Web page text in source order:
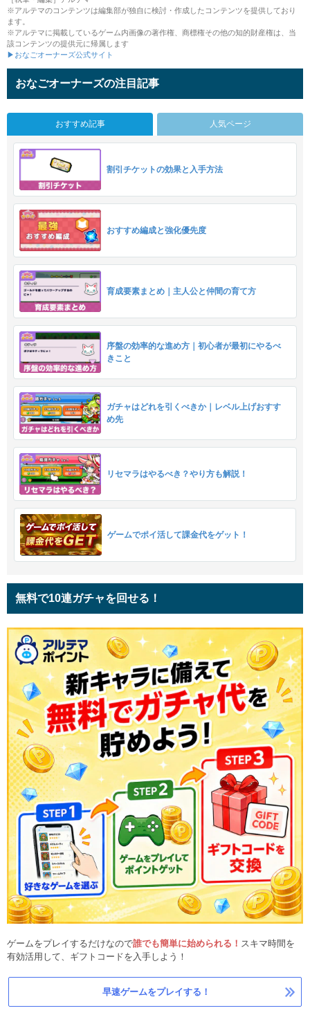
※アルテマのコンテンツは編集部が独自に検討・作成したコンテンツを提供しており
ます。
※アルテマに掲載しているゲーム内画像の著作権、商標権その他の知的財産権は、当
該コンテンツの提供元に帰属します
▶おなごオーナーズ公式サイト
おなごオーナーズの注目記事
おすすめ記事 人気ページ
割引チケットの効果と入手方法
おすすめ編成と強化優先度
育成要素まとめ｜主人公と仲間の育て方
序盤の効率的な進め方｜初心者が最初にやるべ
きこと
ガチャはどれを引くべきか｜レベル上げおすす
め先
リセマラはやるべき？やり方も解説！
ゲームでポイ活して課金代をゲット！
無料で10連ガチャを回せる！
ゲームをプレイするだけなので誰でも簡単に始められる！ スキマ時間を
有効活用して、ギフトコードを入手しよう！
早速ゲームをプレイする！